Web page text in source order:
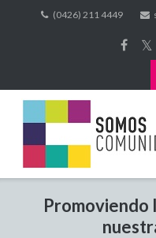
(0426) 211 4449
𝕏
Promoviendo